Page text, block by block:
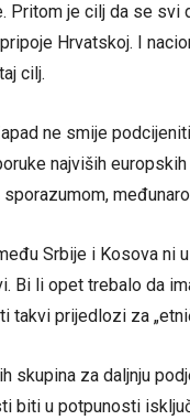
Pritom je cilj da se
Hrvatskoj. I
cilj.
ne smije
najviših
Srbije i Kosova
Bi li opet trebalo da
takvi prijedlozi za
skupina za daljnju
biti u potpunosti